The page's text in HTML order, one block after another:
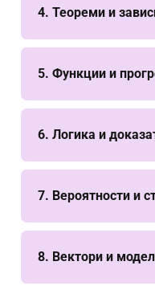
4. Теореми и
5. Функции и
6. Логика и
7. Вероятности и
8. Вектори и